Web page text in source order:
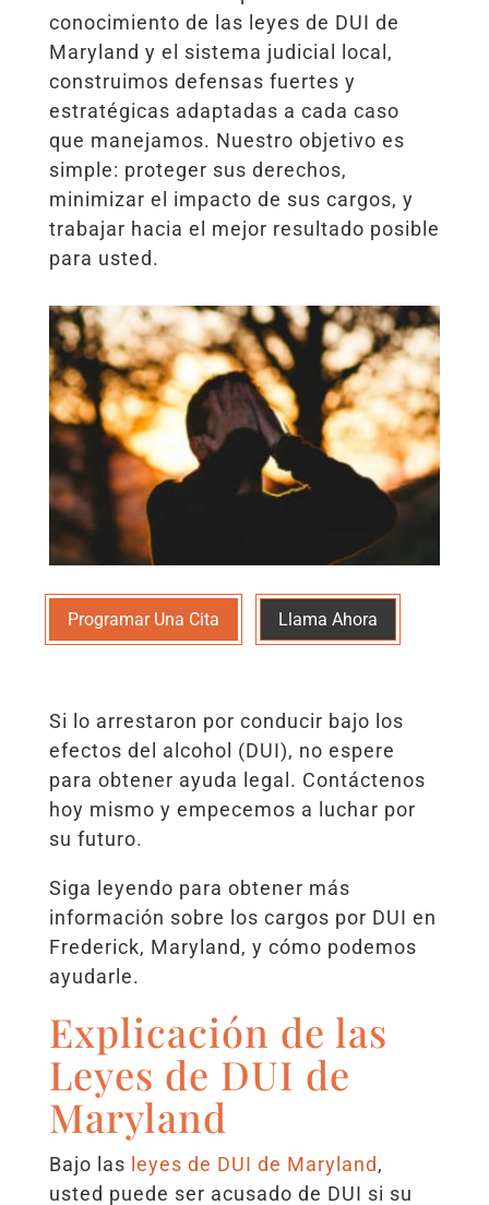
conocimiento de las leyes de DUI de
Maryland y el sistema judicial local,
construimos defensas fuertes y
estratégicas adaptadas a cada caso
que manejamos. Nuestro objetivo es
simple: proteger sus derechos,
minimizar el impacto de sus cargos, y
trabajar hacia el mejor resultado posible
para usted.
Programar Una Cita Llama Ahora
Si lo arrestaron por conducir bajo los
efectos del alcohol (DUI), no espere
para obtener ayuda legal. Contáctenos
hoy mismo y empecemos a luchar por
su futuro.
Siga leyendo para obtener más
información sobre los cargos por DUI en
Frederick, Maryland, y cómo podemos
ayudarle.
Explicación de las
Leyes de DUI de
Maryland
Bajo las leyes de DUI de Maryland,
usted puede ser acusado de DUI si su